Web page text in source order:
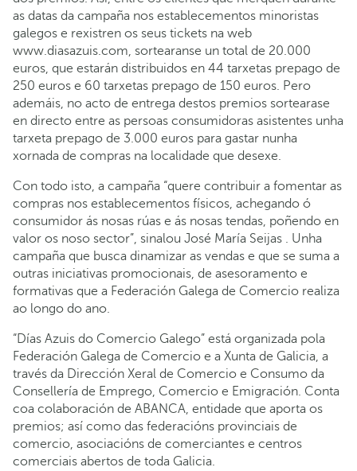
as datas da campaña nos establecementos minoristas
galegos e rexistren os seus tickets na web
www.diasazuis.com, sortearanse un total de 20.000
euros, que estarán distribuidos en 44 tarxetas prepago de
250 euros e 60 tarxetas prepago de 150 euros. Pero
ademáis, no acto de entrega destos premios sortearase
en directo entre as persoas consumidoras asistentes unha
tarxeta prepago de 3.000 euros para gastar nunha
xornada de compras na localidade que desexe.
Con todo isto, a campaña “quere contribuir a fomentar as
compras nos establecementos físicos, achegando ó
consumidor ás nosas rúas e ás nosas tendas, poñendo en
valor os noso sector”, sinalou José María Seijas . Unha
campaña que busca dinamizar as vendas e que se suma a
outras iniciativas promocionais, de asesoramento e
formativas que a Federación Galega de Comercio realiza
ao longo do ano.
“Días Azuis do Comercio Galego” está organizada pola
Federación Galega de Comercio e a Xunta de Galicia, a
través da Dirección Xeral de Comercio e Consumo da
Consellería de Emprego, Comercio e Emigración. Conta
coa colaboración de ABANCA, entidade que aporta os
premios; así como das federacións provinciais de
comercio, asociacións de comerciantes e centros
comerciais abertos de toda Galicia.